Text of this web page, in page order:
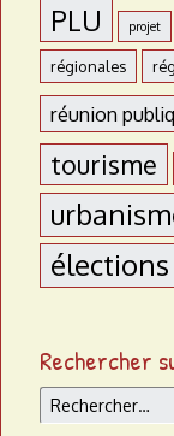
PLU projet
régionales
réunion
tourisme
élections
Rechercher
Rechercher